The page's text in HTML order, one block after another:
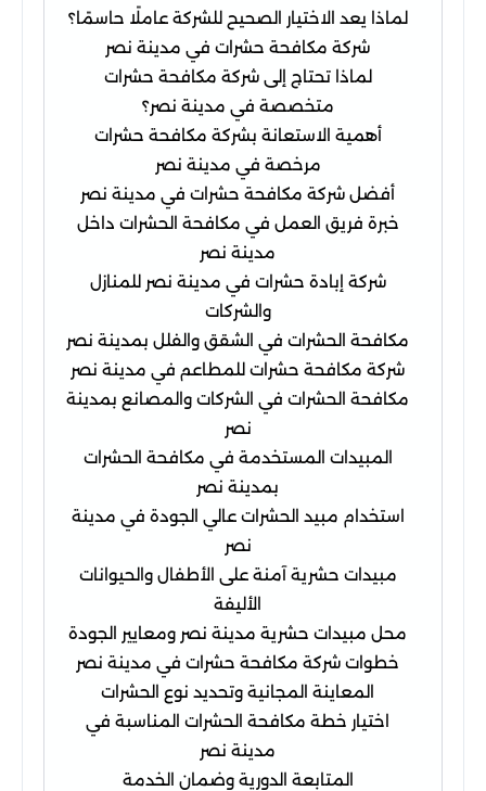
لماذا يعد الاختيار الصحيح للشركة عاملًا حاسمًا؟
شركة مكافحة حشرات في مدينة نصر
لماذا تحتاج إلى شركة مكافحة حشرات
متخصصة في مدينة نصر؟
أهمية الاستعانة بشركة مكافحة حشرات
مرخصة في مدينة نصر
أفضل شركة مكافحة حشرات في مدينة نصر
خبرة فريق العمل في مكافحة الحشرات داخل
مدينة نصر
شركة إبادة حشرات في مدينة نصر للمنازل
والشركات
مكافحة الحشرات في الشقق والفلل بمدينة نصر
شركة مكافحة حشرات للمطاعم في مدينة نصر
مكافحة الحشرات في الشركات والمصانع بمدينة
نصر
المبيدات المستخدمة في مكافحة الحشرات
بمدينة نصر
استخدام مبيد الحشرات عالي الجودة في مدينة
نصر
مبيدات حشرية آمنة على الأطفال والحيوانات
الأليفة
محل مبيدات حشرية مدينة نصر ومعايير الجودة
خطوات شركة مكافحة حشرات في مدينة نصر
المعاينة المجانية وتحديد نوع الحشرات
اختيار خطة مكافحة الحشرات المناسبة في
مدينة نصر
المتابعة الدورية وضمان الخدمة